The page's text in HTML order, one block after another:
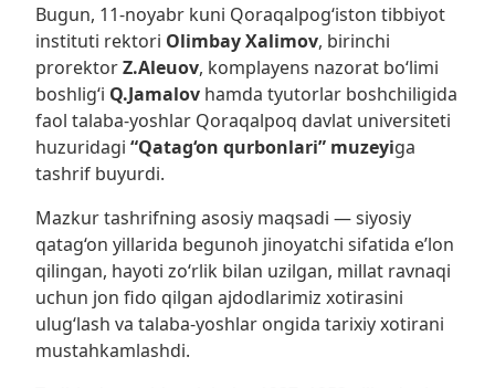
Bugun, 11-noyabr kuni Qoraqalpog‘iston tibbiyot
instituti rektori Olimbay Xalimov, birinchi
prorektorZ.Aleuov, komplayens nazorat bo‘limi
boshlig‘i Q.Jamalov hamda tyutorlar boshchiligida
faol talaba-yoshlar Qoraqalpoq davlat universiteti
huzuridagi “Qatag‘on qurbonlari” muzeyiga
tashrif buyurdi.
Mazkur tashrifning asosiy maqsadi — siyosiy
qatag‘on yillarida begunoh jinoyatchi sifatida e’lon
qilingan, hayoti zo‘rlik bilan uzilgan, millat ravnaqi
uchun jon fido qilgan ajdodlarimiz xotirasini
ulug‘lash va talaba-yoshlar ongida tarixiy xotirani
mustahkamlashdi.